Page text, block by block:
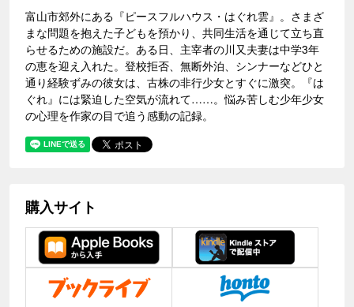
富山市郊外にある『ピースフルハウス・はぐれ雲』。さまざ
まな問題を抱えた子どもを預かり、共同生活を通じて立ち直
らせるための施設だ。ある日、主宰者の川又夫妻は中学3年
の恵を迎え入れた。登校拒否、無断外泊、シンナーなどひと
通り経験ずみの彼女は、古株の非行少女とすぐに激突。『は
ぐれ』には緊迫した空気が流れて……。悩み苦しむ少年少女
の心理を作家の目で追う感動の記録。
購入サイト